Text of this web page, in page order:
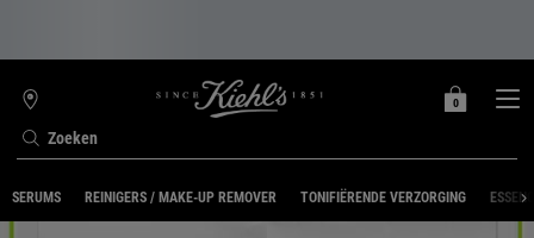
Zoeken
WINKELZOEKER
MIJN
0
0 PRODUCT
SERUMS REINIGERS / MAKE-UP REMOVER TONIFIËRENDE VERZORGING